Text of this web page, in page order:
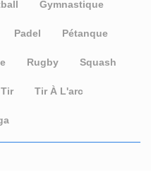
Gymnastique
Padel Pétanque
Rugby Squash
Tir Tir À L'arc